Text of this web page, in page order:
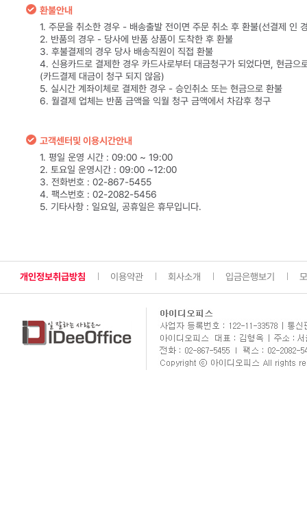
환불안내
1. 주문을 취소한 경우 - 배송출발 전이면 주문 취소 후 환불(선결제 인
2. 반품의 경우 - 당사에 반품 상품이 도착한 후 환불
3. 후불결제의 경우 당사 배송직원이 직접 환불
4. 신용카드로 결제한 경우 카드사로부터 대금청구가 되었다면, 현금
(카드결제 대금이 청구 되지 않음)
5. 실시간 계좌이체로 결제한 경우 - 승인취소 또는 현금으로 환불
6. 월결제 업체는 반품 금액을 익월 청구 금액에서 차감후 청구
고객센터및 이용시간안내
1. 평일 운영 시간 : 09:00 ~ 19:00
2. 토요일 운영시간 : 09:00 ~12:00
3. 전화번호 : 02-867-5455
4. 팩스번호 : 02-2082-5456
5. 기타사항 : 일요일, 공휴일은 휴무입니다.
개인정보취급방침 이용약관 회사소개 입금은행보기